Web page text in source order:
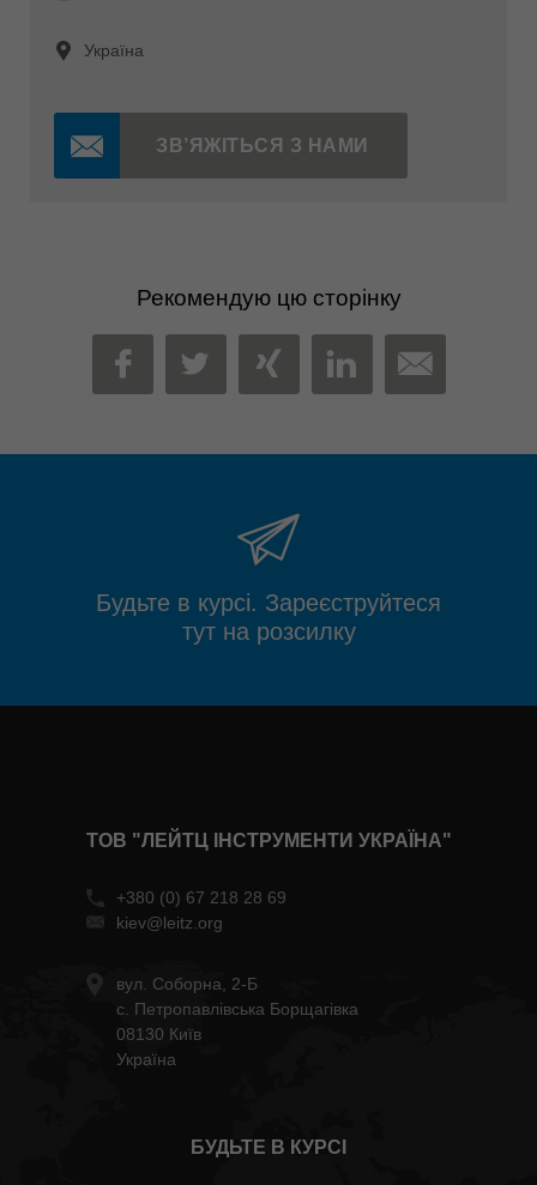
Україна
ЗВ’ЯЖІТЬСЯ З НАМИ
Рекомендую цю сторінку
FACEBOOK
TWITTER
XINGLINKEDIN
MAIL
Будьте в курсі. Зареєструйтеся
тут на розсилку
ТОВ "ЛЕЙТЦ ІНСТРУМЕНТИ УКРАЇНА"
+380 (0) 67 218 28 69
kiev@leitz.org
вул. Соборна, 2-Б
с. Петропавлівська Борщагівка
08130 Київ
Україна
БУДЬТЕ В КУРСІ